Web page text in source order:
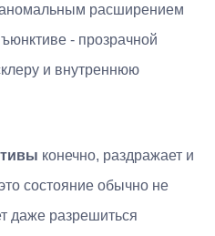
расширением
- прозрачной
и внутреннюю
конечно, раздражает и
состояние обычно не
даже разрешиться